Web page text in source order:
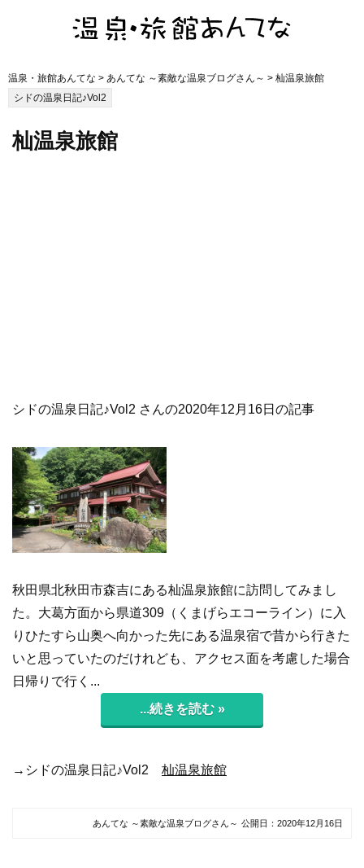
温泉・旅館あんてな > あんてな ～素敵な温泉ブログさん～ > 杣温泉旅館
シドの温泉日記♪Vol2
杣温泉旅館
シドの温泉日記♪Vol2 さんの2020年12月16日の記事
秋田県北秋田市森吉にある杣温泉旅館に訪問してみまし
た。大葛方面から県道309（くまげらエコーライン）に入
りひたすら山奥へ向かった先にある温泉宿で昔から行きた
いと思っていたのだけれども、アクセス面を考慮した場合
日帰りで行く...
...続きを読む »
→シドの温泉日記♪Vol2 杣温泉旅館
あんてな ～素敵な温泉ブログさん～ 公開日： 2020年12月16日